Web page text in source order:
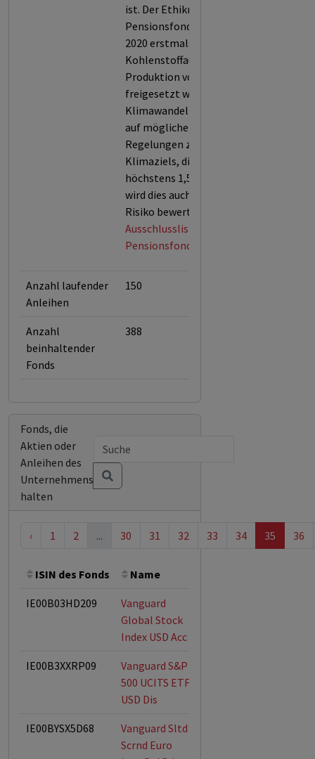
ist. Der Ethikrat des norwegischen
Pensionsfonds berücksichtigte
2020 erstmals den
Kohlenstoffausstoß, der bei der
Produktion von Öl und Ölsand
freigesetzt wird und zum
Klimawandel beiträgt. Im Hinblick
auf mögliche gesetzliche
Regelungen zur Einhaltung des
Klimaziels, die Erderwärmung auf
höchstens 1,5 Grad zu begrenzen,
wird dies auch als finanzielles
Risiko bewertet.
Ausschlussliste des Norwegischen
Pensionsfonds (Stand April 2026)
Anzahl laufender
Anleihen
150
Anzahl
beinhaltender
Fonds
388
Fonds, die
Aktien oder
Anleihen des
Unternehmens
halten
‹ 1 2 ... 30 31 32 33 34 35 36
ISIN des Fonds Name
IE00B03HD209
Vanguard
Global Stock
Index USD Acc
IE00B3XXRP09
Vanguard S&P
500 UCITS ETF
USD Dis
IE00BYSX5D68
Vanguard Sltd
Scrnd Euro